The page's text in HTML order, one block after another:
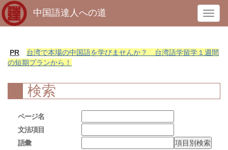
T
o
g
n
a
a
中国語達人への道
PR
台湾で本場の中国語を学びませんか？ 台湾語学留学１週間
の短期プランから！
検索
ページ名
文法項目
語彙